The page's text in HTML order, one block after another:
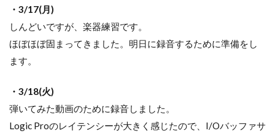
・3/17(月)
しんどいですが、楽器練習です。
ほぼほぼ固まってきました。明日に録音するために準備をし
ます。
・3/18(火)
弾いてみた動画のために録音しました。
Logic Proのレイテンシーが大きく感じたので、I/Oバッファサ